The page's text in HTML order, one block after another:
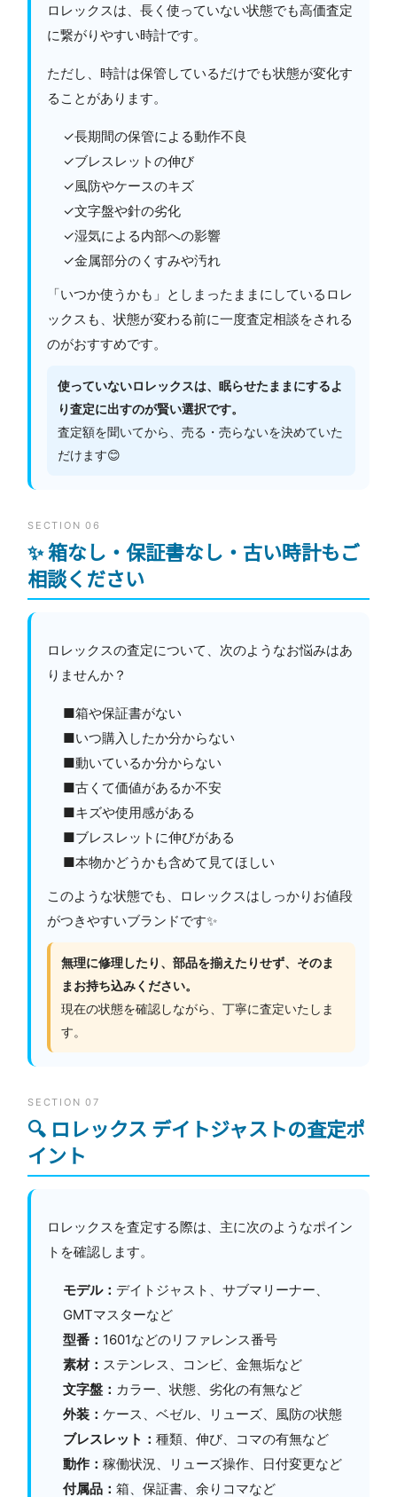
ロレックスは、長く使っていない状態でも高価査定
に繋がりやすい時計です。
ただし、時計は保管しているだけでも状態が変化す
ることがあります。
✓長期間の保管による動作不良
✓ブレスレットの伸び
✓風防やケースのキズ
✓文字盤や針の劣化
✓湿気による内部への影響
✓金属部分のくすみや汚れ
「いつか使うかも」としまったままにしているロレ
ックスも、状態が変わる前に一度査定相談をされる
のがおすすめです。
使っていないロレックスは、眠らせたままにするよ
り査定に出すのが賢い選択です。
査定額を聞いてから、売る・売らないを決めていた
だけます😊
SECTION 06
✨ 箱なし・保証書なし・古い時計もご
相談ください
ロレックスの査定について、次のようなお悩みはあ
りませんか？
■箱や保証書がない
■いつ購入したか分からない
■動いているか分からない
■古くて価値があるか不安
■キズや使用感がある
■ブレスレットに伸びがある
■本物かどうかも含めて見てほしい
このような状態でも、ロレックスはしっかりお値段
がつきやすいブランドです✨
無理に修理したり、部品を揃えたりせず、そのま
まお持ち込みください。
現在の状態を確認しながら、丁寧に査定いたしま
す。
SECTION 07
🔍 ロレックス デイトジャストの査定ポ
イント
ロレックスを査定する際は、主に次のようなポイン
トを確認します。
モデル： デイトジャスト、サブマリーナー、
GMTマスターなど
型番： 1601などのリファレンス番号
素材： ステンレス、コンビ、金無垢など
文字盤： カラー、状態、劣化の有無など
外装： ケース、ベゼル、リューズ、風防の状態
ブレスレット： 種類、伸び、コマの有無など
動作： 稼働状況、リューズ操作、日付変更など
付属品： 箱、保証書、余りコマなど